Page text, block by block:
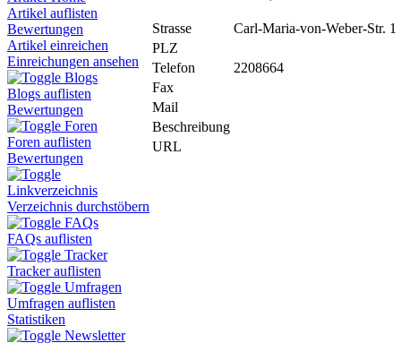
Artikel auflisten
Bewertungen
Artikel einreichen
Einreichungen ansehen
Blogs
Blogs auflisten
Bewertungen
Foren
Foren auflisten
Bewertungen
Linkverzeichnis
Verzeichnis durchstöbern
FAQs
FAQs auflisten
Tracker
Tracker auflisten
Umfragen
Umfragen auflisten
Statistiken
Newsletter
Strasse
Carl-Maria-von-Weber-Str. 1
PLZ
Telefon
2208664
Fax
Mail
Beschreibung
URL